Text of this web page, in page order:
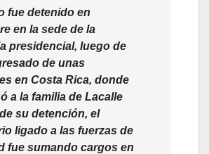
fue detenido en
en la sede de la
presidencial, luego de
de unas
en Costa Rica, donde
a la familia de Lacalle
su detención, el
ligado a las fuerzas de
fue sumando cargos en